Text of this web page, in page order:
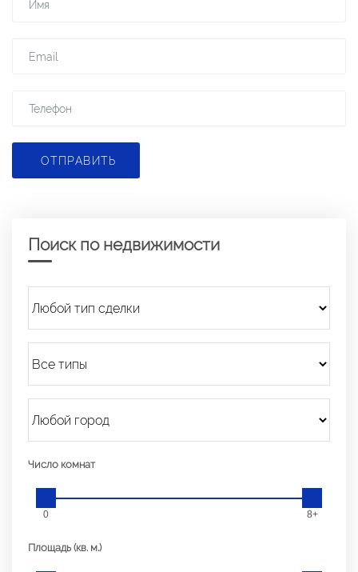
ОТПРАВИТЬ
Поиск по недвижимости
Число комнат
0 8+
Площадь (кв. м.)